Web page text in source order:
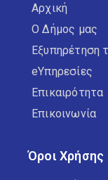
Αρχική
Ο Δήμος μας
Εξυπηρέτηση
eΥπηρεσίες
Επικαιρότητα
Επικοινωνία
Όροι Χρήσης